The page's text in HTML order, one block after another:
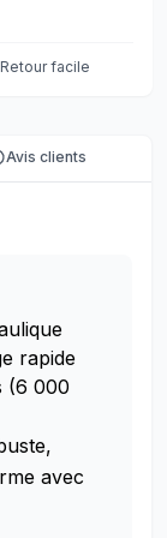
Retour facile
Avis clients
rapide
(6 000
avec